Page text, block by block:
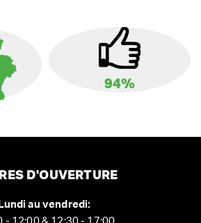
94%
D'OUVERTURE
Lundi au vendredi: